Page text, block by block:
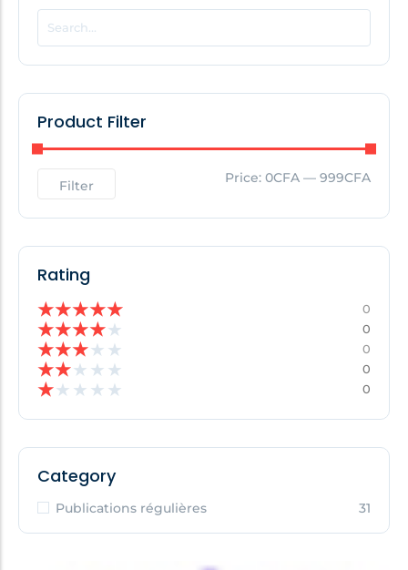
POPULAR THIS WEEK
No Posts Found!
No Posts Found!
Product Filter
Filter Price: 0CFA — 999CFA
Rating
★★★★★ 0
★★★★★ 0
★★★★ ★ 0
★★★ ★ ★ 0
★★ ★ ★ ★ 0
Category
Publications régulières 31